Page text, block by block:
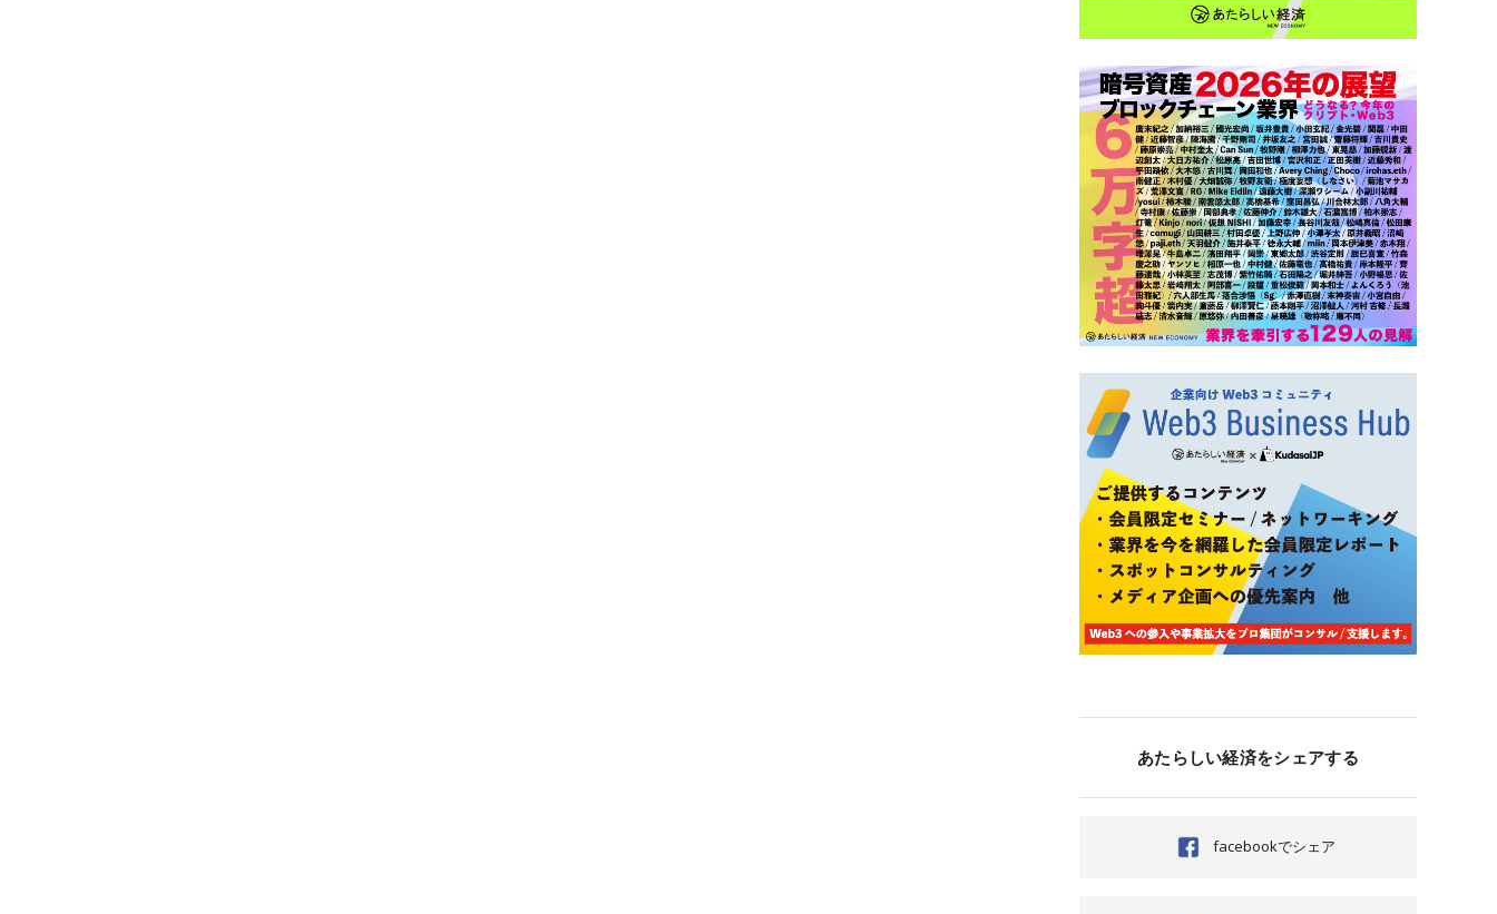
あたらしい経済をシェアする
facebookでシェア